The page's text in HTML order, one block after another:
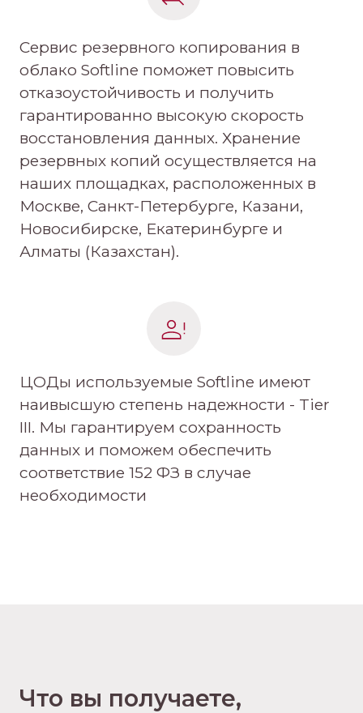
Сервис резервного копирования в
облако Softline поможет повысить
отказоустойчивость и получить
гарантированно высокую скорость
восстановления данных. Хранение
резервных копий осуществляется на
наших площадках, расположенных в
Москве, Санкт-Петербурге, Казани,
Новосибирске, Екатеринбурге и
Алматы (Казахстан).
ЦОДы используемые Softline имеют
наивысшую степень надежности - Tier
III. Мы гарантируем сохранность
данных и поможем обеспечить
соответствие 152 ФЗ в случае
необходимости
Что вы получаете,